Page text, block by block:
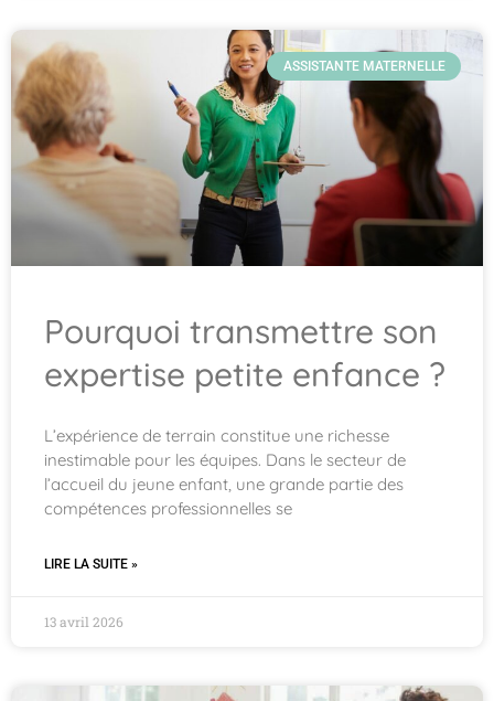
ASSISTANTE MATERNELLE
Pourquoi transmettre son
expertise petite enfance ?
L’expérience de terrain constitue une richesse
inestimable pour les équipes. Dans le secteur de
l’accueil du jeune enfant, une grande partie des
compétences professionnelles se
LIRE LA SUITE »
13 avril 2026